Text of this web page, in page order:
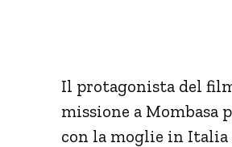
Il protagonista del
missione a Mombasa
con la moglie in Italia